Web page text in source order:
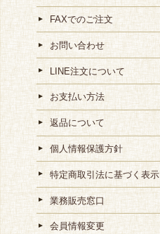
FAXでのご注文
お問い合わせ
LINE注文について
お支払い方法
返品について
個人情報保護方針
特定商取引法に基づく表示
業務販売窓口
会員情報変更